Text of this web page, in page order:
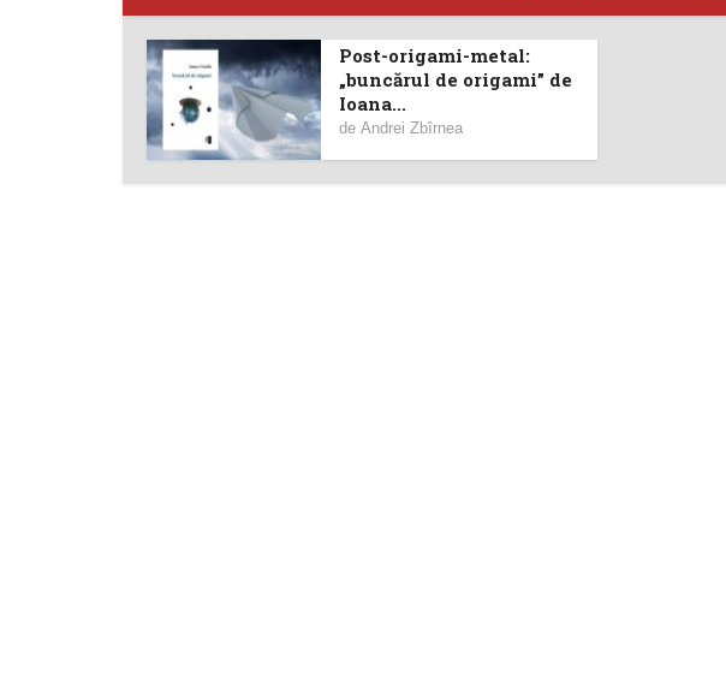
Post-origami-metal:
„buncărul de origami” de
Ioana...
de Andrei Zbîrnea
Angela Merkel vine la